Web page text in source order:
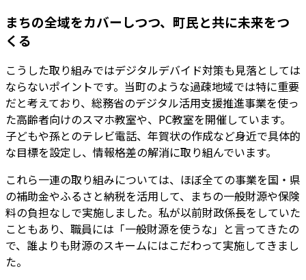
まちの全域をカバーしつつ、町民と共に未来をつ
くる
こうした取り組みではデジタルデバイド対策も見落としては
ならないポイントです。当町のような過疎地域では特に重要
だと考えており、総務省のデジタル活用支援推進事業を使っ
た高齢者向けのスマホ教室や、PC教室を開催しています。
子どもや孫とのテレビ電話、年賀状の作成など身近で具体的
な目標を設定し、情報格差の解消に取り組んでいます。
これら一連の取り組みについては、ほぼ全ての事業を国・県
の補助金やふるさと納税を活用して、まちの一般財源や保険
料の負担なしで実施しました。私が以前財政係長をしていた
こともあり、職員には「一般財源を使うな」と言ってきたの
で、誰よりも財源のスキームにはこだわって実施してきまし
た。